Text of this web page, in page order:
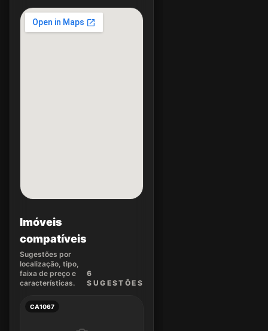
Imóveis
compatíveis
Sugestões por
localização, tipo,
faixa de preço e
características.
6
SUGEST ÕES
CA1067